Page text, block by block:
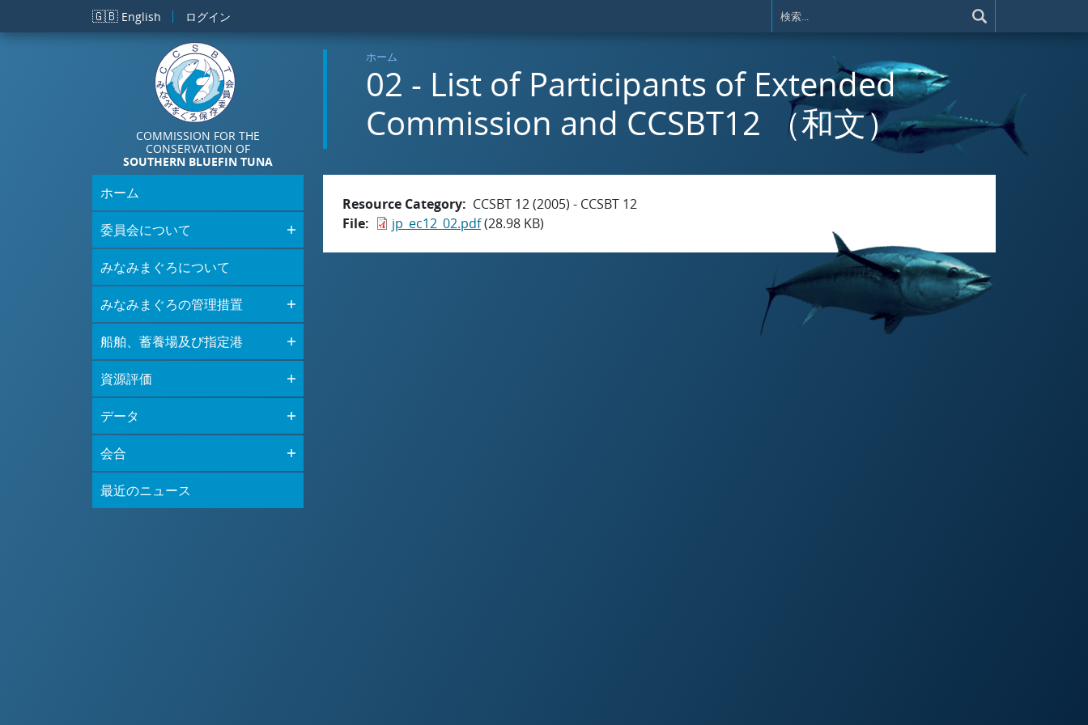
メインコンテンツに移動
🇬🇧 English ログイン
COMMISSION FOR THE
CONSERVATION OF
SOUTHERN BLUEFIN TUNA
ホーム
02 - List of Participants of Extended
Commission and CCSBT12 （和文）
ホーム
委員会について
みなみまぐろについて
みなみまぐろの管理措置
船舶、蓄養場及び指定港
資源評価
データ
会合
最近のニュース
Resource Category
CCSBT 12 (2005) - CCSBT 12
File
jp_ec12_02.pdf(28.98 KB)